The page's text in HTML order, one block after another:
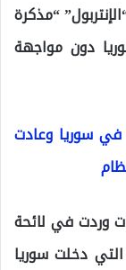
“مذكرة
دون مواجهة
في سوريا وعادت
وردت في لائحة
التي دخلت سوريا